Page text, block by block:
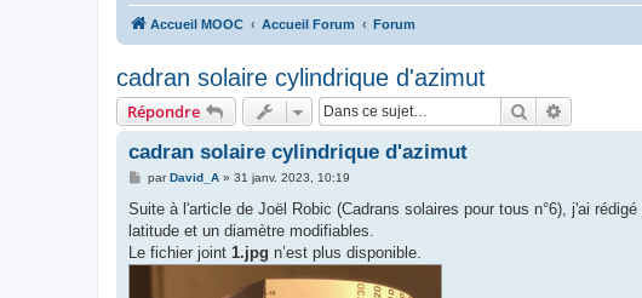
Accueil MOOC Accueil Forum Forum
cadran solaire cylindrique d'azimut
Répondre Rechercher
cadran solaire cylindrique d'azimut
M
s
a
g
e
parDavid_A» 31 janv. 2023, 10:19
Suite à l'article de Joël Robic (Cadrans solaires pour tous n°6), j'ai
latitude et un diamètre modifiables.
Le fichier joint 1.jpg n’est plus disponible.